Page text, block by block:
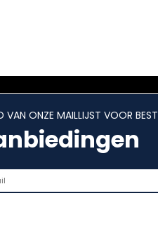
VAN ONZE MAILLIJST VOOR BEST